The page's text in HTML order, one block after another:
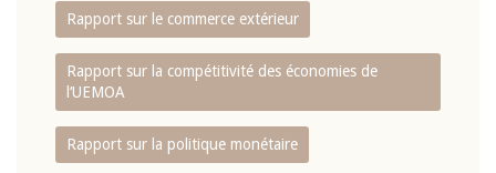
Rapport sur le commerce extérieur
Rapport sur la compétitivité des économies de
l‘UEMOA
Rapport sur la politique monétaire